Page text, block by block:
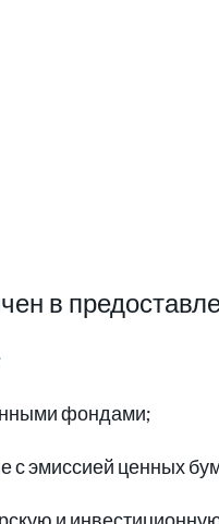
в
фондами;
с эмиссией ценных